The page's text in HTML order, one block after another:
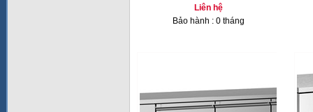
Liên hệ
Bảo hành : 0 tháng